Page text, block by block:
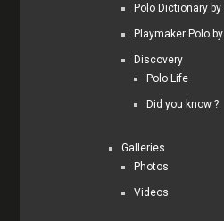
Polo Dictionary
Playmaker Polo
Discovery
Polo Life
Did you know ?
Galleries
Photos
Videos